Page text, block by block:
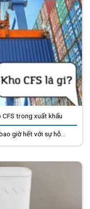
CFS trong xuất khẩu
giờ hết với sự hỗ...